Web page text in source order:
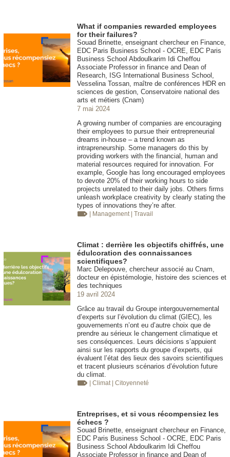
What if companies rewarded employees
for their failures?
Souad Brinette, enseignant chercheur en Finance,
EDC Paris Business School - OCRE, EDC Paris
Business School Abdoulkarim Idi Cheffou
Associate Professor in finance and Dean of
Research, ISG International Business School,
Vesselina Tossan, maître de conférences HDR en
sciences de gestion, Conservatoire national des
arts et métiers (Cnam)
7 mai 2024
A growing number of companies are encouraging
their employees to pursue their entrepreneurial
dreams in-house – a trend known as
intrapreneurship. Some managers do this by
providing workers with the financial, human and
material resources required for innovation. For
example, Google has long encouraged employees
to devote 20% of their working hours to side
projects unrelated to their daily jobs. Others firms
unleash workplace creativity by clearly stating the
types of innovations they’re after.
| Management | Travail
Climat : derrière les objectifs chiffrés, une
édulcoration des connaissances
scientifiques?
Marc Delepouve, chercheur associé au Cnam,
docteur en épistémologie, histoire des sciences et
des techniques
19 avril 2024
Grâce au travail du Groupe intergouvernemental
d’experts sur l’évolution du climat (GIEC), les
gouvernements n’ont eu d’autre choix que de
prendre au sérieux le changement climatique et
ses conséquences. Leurs décisions s’appuient
ainsi sur les rapports du groupe d’experts, qui
évaluent l’état des lieux des savoirs scientifiques
et tracent plusieurs scénarios d’évolution future
du climat.
| Climat | Citoyenneté
Entreprises, et si vous récompensiez les
échecs ?
Souad Brinette, enseignant chercheur en Finance,
EDC Paris Business School - OCRE, EDC Paris
Business School Abdoulkarim Idi Cheffou
Associate Professor in finance and Dean of